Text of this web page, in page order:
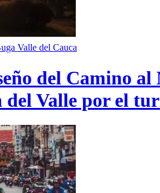
Valle del Cauca
del Camino
del Valle por el